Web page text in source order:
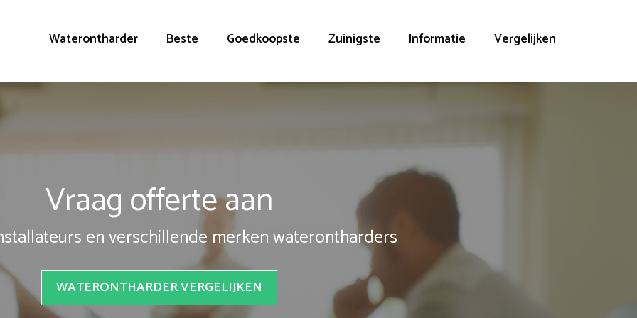
Waterontharder Beste Goedkoopste Zuinigste Informatie Vergelijken
Vraag offerte aan
en verschillende merken waterontharders
WATERONTHARDER VERGELIJKEN